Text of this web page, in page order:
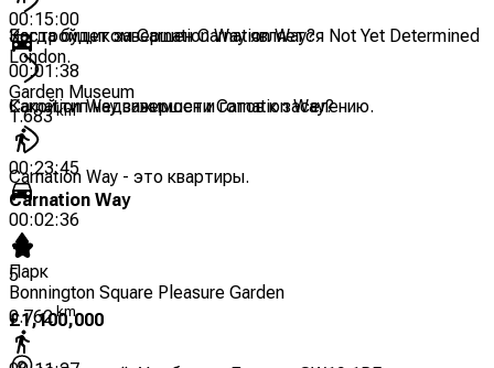
00:15:00
00:01:38
Garden Museum
1.683km
00:23:45
00:02:36
Парк
Bonnington Square Pleasure Garden
0.762km
Застройщиком Carnation Way является Not Yet Determined
London.
Когда будет завершен Carnation Way?
Carnation Way завершен и готов к заселению.
Какой тип недвижимости Carnation Way?
Carnation Way - это квартиры.
Carnation Way
5
£1,100,000